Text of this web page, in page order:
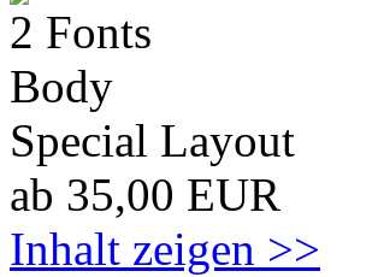
2 Fonts
Body
Special Layout
ab 35,00 EUR
Inhalt zeigen >>